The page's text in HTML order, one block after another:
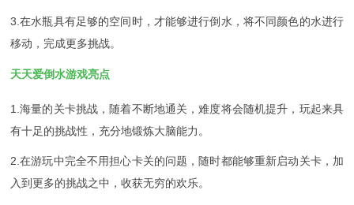
3.在水瓶具有足够的空间时，才能够进行倒水，将不同颜色的水进行
移动，完成更多挑战。
天天爱倒水游戏亮点
1.海量的关卡挑战，随着不断地通关，难度将会随机提升，玩起来具
有十足的挑战性，充分地锻炼大脑能力。
2.在游玩中完全不用担心卡关的问题，随时都能够重新启动关卡，加
入到更多的挑战之中，收获无穷的欢乐。